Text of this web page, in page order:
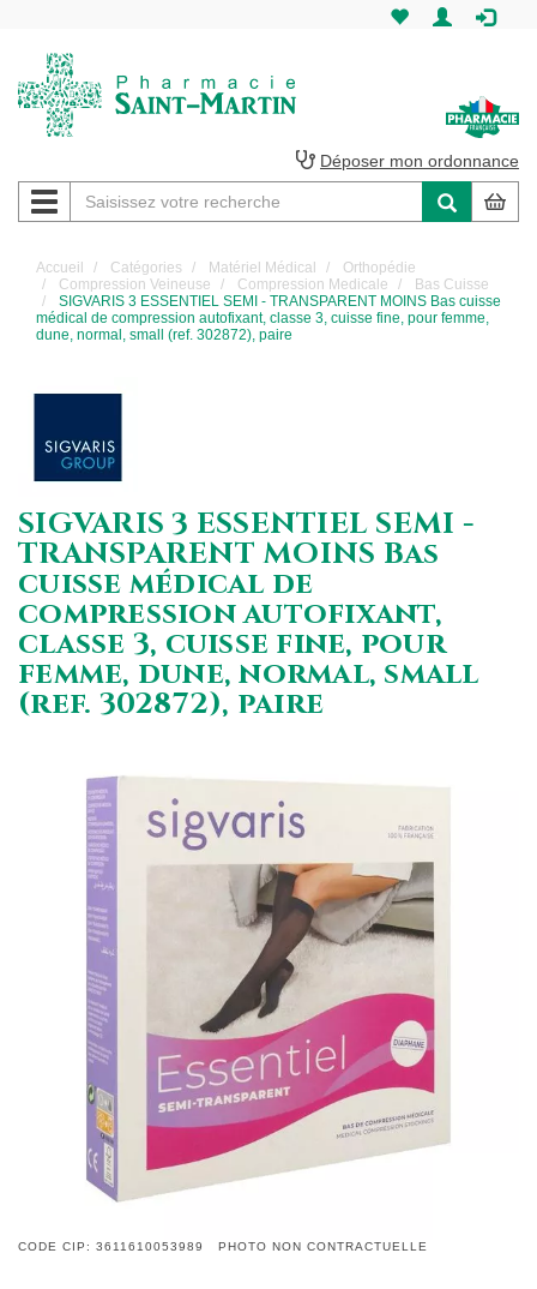
Martin
Pharmacie
Saint-
Martin
Déposer mon ordonnance
Navigation
Accueil Catégories Matériel Médical
Orthopédie
Compression Veineuse
Compression Medicale
Bas Cuisse
SIGVARIS 3 ESSENTIEL SEMI - TRANSPARENT MOINS Bas cuisse
médical de compression autofixant, classe 3, cuisse fine, pour femme,
dune, normal, small (ref. 302872), paire
SIGVARIS 3 ESSENTIEL SEMI -
TRANSPARENT MOINS Bas
cuisse médical de
compression autofixant,
classe 3, cuisse fine, pour
femme, dune, normal, small
(ref. 302872), paire
CODE CIP: 3611610053989 PHOTO NON CONTRACTUELLE